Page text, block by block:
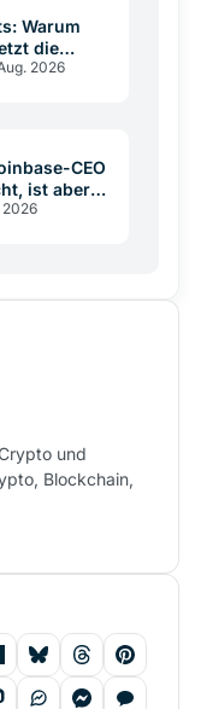
Warum
die
2026
CEO
ist aber
2026
und
Blockchain,